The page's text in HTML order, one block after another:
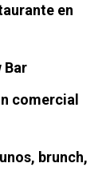
en
Bar
comercial
brunch,